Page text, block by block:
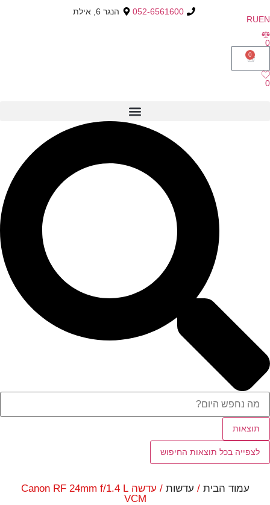
052-6561600
הנגר 6, אילת
EN
RU
0
0
0
תוצאות
לצפייה בכל תוצאות החיפוש
עמוד הבית / עדשות
/ עדשה Canon RF 24mm f/1.4 L
VCM